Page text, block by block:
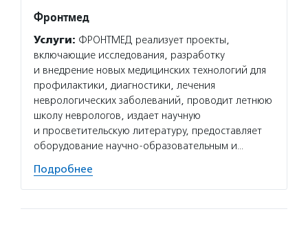
Фронтмед
Услуги: ФРОНТМЕД реализует проекты,
включающие исследования, разработку
и внедрение новых медицинских технологий для
профилактики, диагностики, лечения
неврологических заболеваний, проводит летнюю
школу неврологов, издает научную
и просветительскую литературу, предоставляет
оборудование научно-образовательным и…
Подробнее